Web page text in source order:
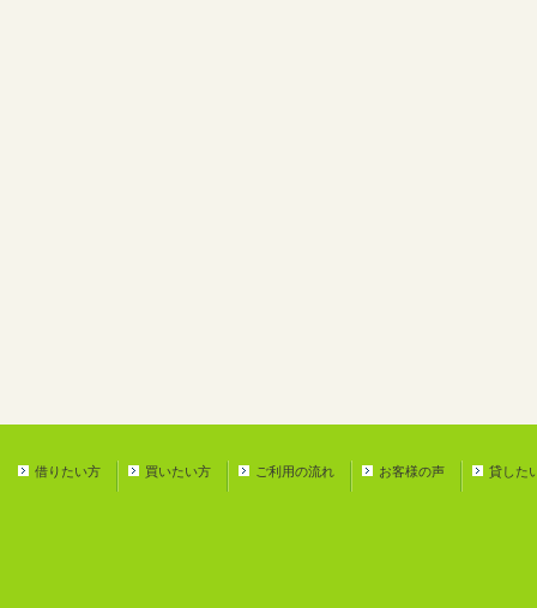
借りたい方 買いたい方 ご利用の流れ お客様の声 貸した